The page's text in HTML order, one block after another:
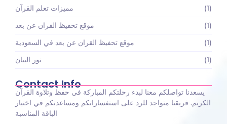
مميزات تعلم القرآن
(1)
موقع تحفيظ القران عن بعد
(1)
موقع تحفيظ القران عن بعد في السعودية
(1)
نور البيان
(1)
Contact Info
يسعدنا تواصلكم معنا لبدء رحلتكم المباركة في حفظ وتلاوة القرآن
الكريم. فريقنا متواجد للرد على استفساراتكم ومساعدتكم في اختيار
الباقة المناسبة